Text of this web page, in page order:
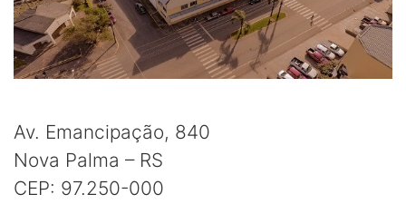
Av. Emancipação, 840
Nova Palma – RS
CEP: 97.250-000